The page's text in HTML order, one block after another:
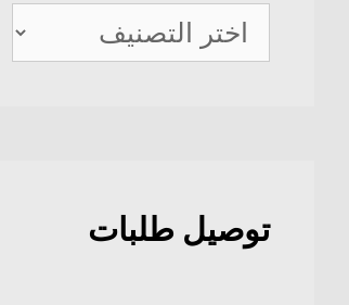
كيو
ديلفيري
توصيل طلبات